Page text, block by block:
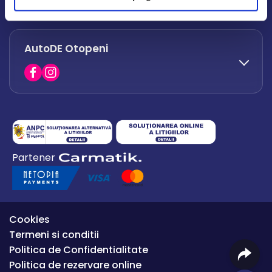
office.afumati@autode.ro
0730 063 852
0730 063 851
AutoDE Otopeni
0754 649 360
office.premium@autode.ro
Partener
Cookies
Termeni si conditii
Politica de Confidentialitate
Politica de rezervare online